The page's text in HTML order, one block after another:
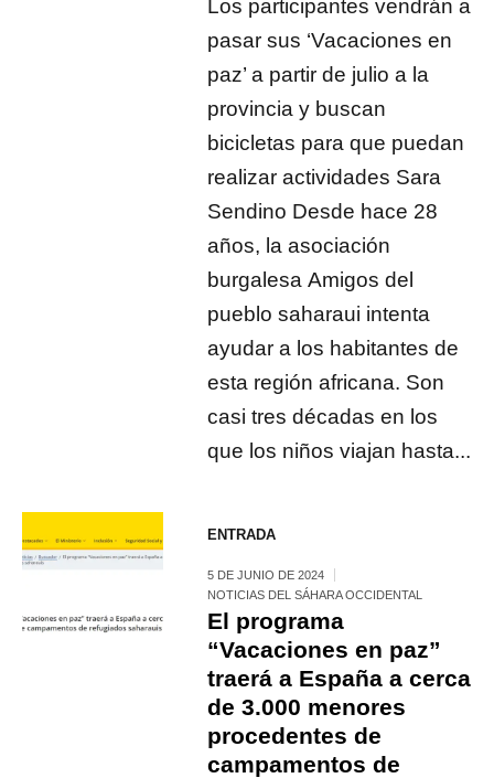
Los participantes vendrán a
pasar sus ‘Vacaciones en
paz’ a partir de julio a la
provincia y buscan
bicicletas para que puedan
realizar actividades Sara
Sendino Desde hace 28
años, la asociación
burgalesa Amigos del
pueblo saharaui intenta
ayudar a los habitantes de
esta región africana. Son
casi tres décadas en los
que los niños viajan hasta...
ENTRADA
5 DE JUNIO DE 2024
NOTICIAS DEL SÁHARA OCCIDENTAL
El programa
“Vacaciones en paz”
traerá a España a cerca
de 3.000 menores
procedentes de
campamentos de